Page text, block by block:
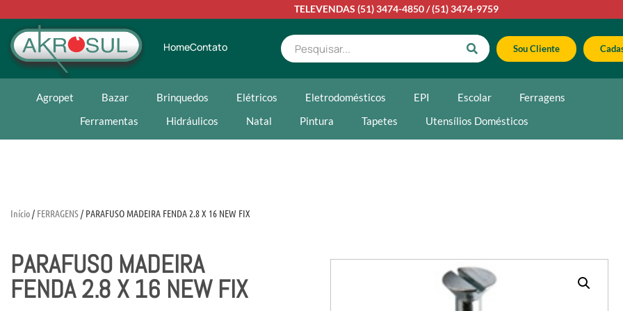
TELEVENDAS (51) 3474-4850/(51) 3474-9759
HomeContato Sou Cliente
Agropet Bazar Brinquedos Elétricos Eletrodomésticos EPI Escolar
Ferragens
Ferramentas
Hidráulicos Natal Pintura Tapetes Utensílios Domésticos
Início/ FERRAGENS/ PARAFUSO MADEIRA FENDA 2.8 X 16 NEW FIX
PARAFUSO MADEIRA
FENDA 2.8 X 16 NEW FIX